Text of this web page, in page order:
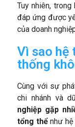
Tuy nhiên,
đáp ứng được
của doanh
Vì sao hệ
thống
Cùng với sự
chi nhánh và
nghiệp gặp
tổng thểnhư hệ